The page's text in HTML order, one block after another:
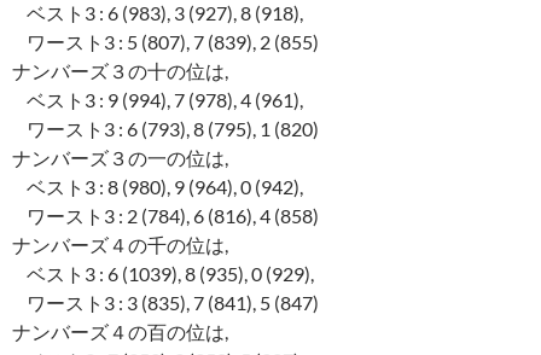
ベスト3 : 6 (983), 3 (927), 8 (918),
ワースト3 : 5 (807), 7 (839), 2 (855)
ナンバーズ３の十の位は,
ベスト3 : 9 (994), 7 (978), 4 (961),
ワースト3 : 6 (793), 8 (795), 1 (820)
ナンバーズ３の一の位は,
ベスト3 : 8 (980), 9 (964), 0 (942),
ワースト3 : 2 (784), 6 (816), 4 (858)
ナンバーズ４の千の位は,
ベスト3 : 6 (1039), 8 (935), 0 (929),
ワースト3 : 3 (835), 7 (841), 5 (847)
ナンバーズ４の百の位は,